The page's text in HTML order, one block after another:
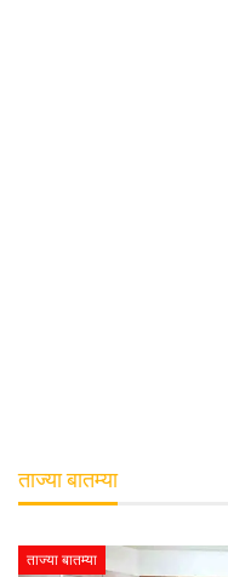
ताज्या बातम्या
ताज्या बातम्या